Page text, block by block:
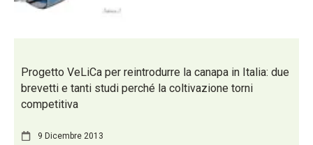
Progetto VeLiCa per reintrodurre la canapa in Italia: due
brevetti e tanti studi perché la coltivazione torni
competitiva
9 Dicembre 2013